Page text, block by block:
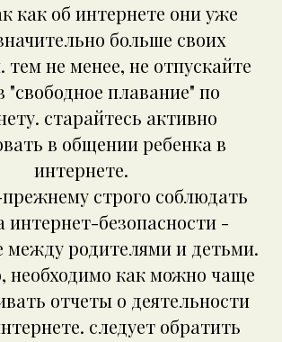
как об интернете они уже
больше своих
тем не менее, не отпускайте
"свободное плавание" по
старайтесь активно
в общении ребенка в
интернете.
строго соблюдать
интернет-безопасности -
между родителями и детьми.
необходимо как можно чаще
отчеты о деятельности
следует обратить